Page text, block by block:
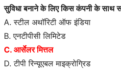
सुविधा बनाने के लिए किस कंपनी के साथ
A. स्टील अथॉरिटी ऑफ इंडिया
B. एनटीपीसी लिमिटेड
C. आर्सेलर मित्तल
D. टीपी रिन्यूएबल माइक्रोग्रिड